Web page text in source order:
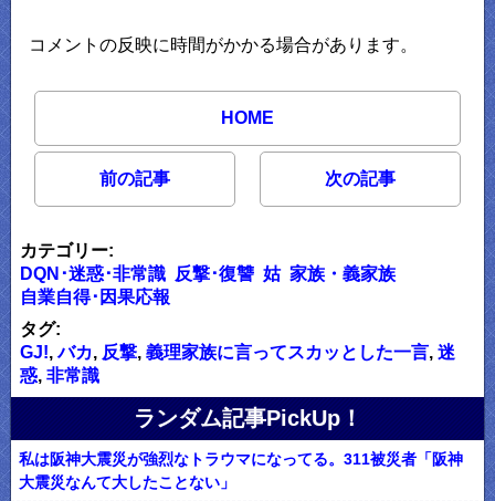
コメントの反映に時間がかかる場合があります。
HOME
前の記事 次の記事
カテゴリー:
DQN･迷惑･非常識 反撃･復讐 姑 家族・義家族
自業自得･因果応報
タグ:
GJ!,バカ, 反撃, 義理家族に言ってスカッとした一言, 迷
惑, 非常識
ランダム記事PickUp！
私は阪神大震災が強烈なトラウマになってる。311被災者「阪神
大震災なんて大したことない」